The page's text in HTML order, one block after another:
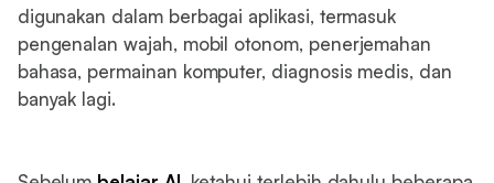
digunakan dalam berbagai aplikasi, termasuk
pengenalan wajah, mobil otonom, penerjemahan
bahasa, permainan komputer, diagnosis medis, dan
banyak lagi.